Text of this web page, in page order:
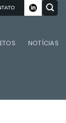
NOTÍCIAS